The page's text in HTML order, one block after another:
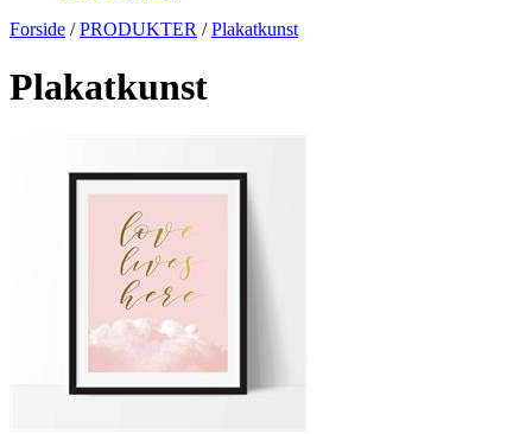
Forside /PRODUKTER /Plakatkunst
Plakatkunst